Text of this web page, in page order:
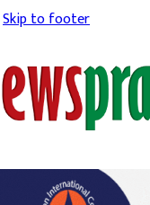
Skip to footer